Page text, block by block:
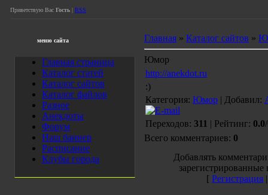
Приветствую Вас Гость | RSS
меню сайта
Главная страница
Каталог статей
Каталог сайтов
Каталог файлов
Разное
Анекдоты
Форум
Наш баннер
Расписание
Клубы города
Главная » Каталог сайтов »
Юмор
http://anekdot.ru
:)
Категория: Юмор | Добавил:
Переходов: 311 | Рейтинг: 0.0/
Всего комментариев: 0
Добавлять
зарегистрированные
[ Регистрация